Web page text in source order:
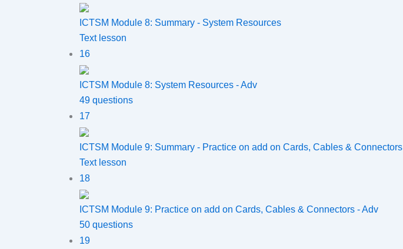
ICTSM Module 8: Summary - System Resources
Text lesson
16
ICTSM Module 8: System Resources - Adv
49 questions
17
ICTSM Module 9: Summary - Practice on add on Cards, Cables & Connectors
Text lesson
18
ICTSM Module 9: Practice on add on Cards, Cables & Connectors - Adv
50 questions
19